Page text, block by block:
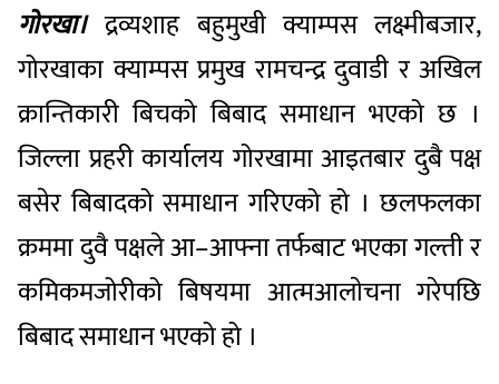
गोरखा।द्रव्यशाह बहुमुखी क्याम्पस लक्ष्मीबजार,
गोरखाका क्याम्पस प्रमुख रामचन्द्र दुवाडी र अखिल
क्रान्तिकारी बिचको बिबाद समाधान भएको छ ।
जिल्ला प्रहरी कार्यालय गोरखामा आइतबार दुबै पक्ष
बसेर बिबादको समाधान गरिएको हो । छलफलका
क्रममा दुवै पक्षले आ–आफ्ना तर्फबाट भएका गल्ती र
कमिकमजोरीको बिषयमा आत्मआलाेचना गरेपछि
बिबाद समाधान भएको हो ।